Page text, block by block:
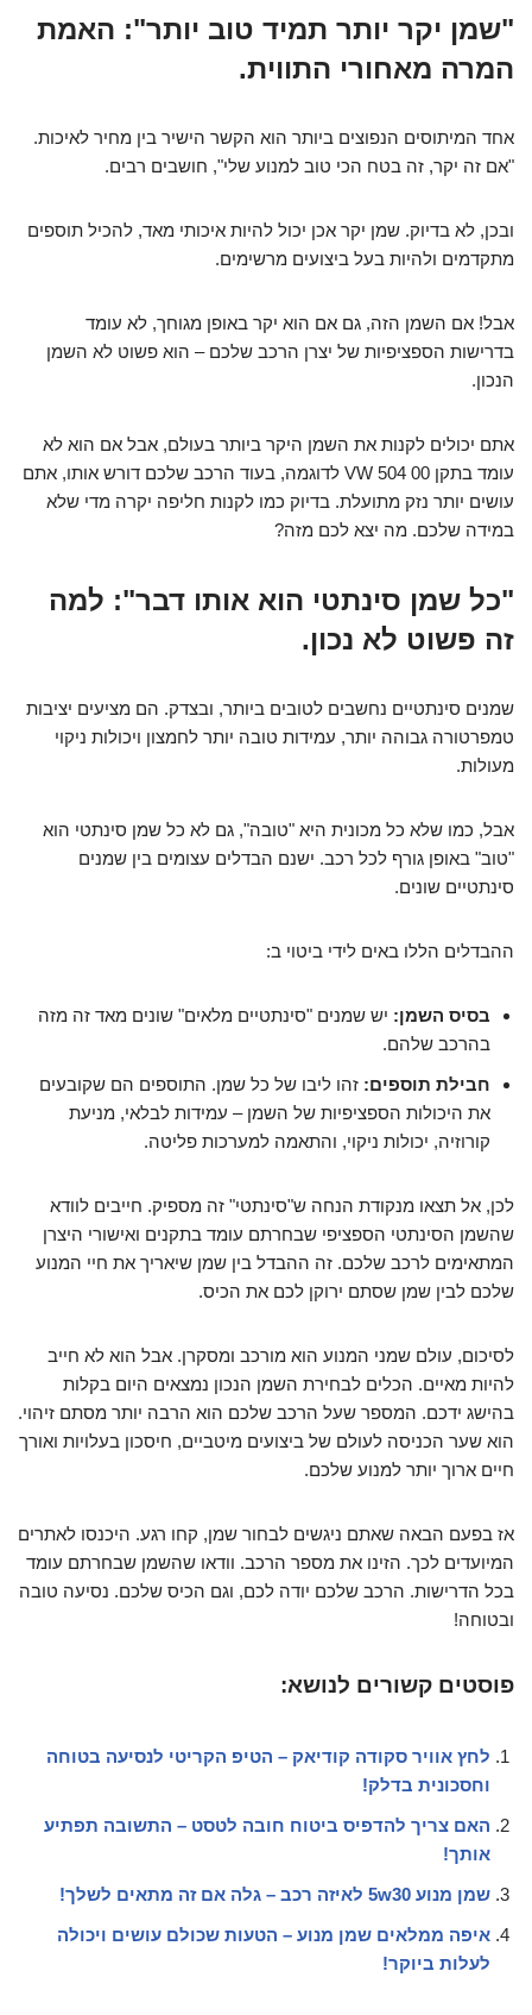
"שמן יקר יותר תמיד טוב יותר": האמת
המרה מאחורי התווית.
אחד המיתוסים הנפוצים ביותר הוא הקשר הישיר בין מחיר לאיכות.
"אם זה יקר, זה בטח הכי טוב למנוע שלי", חושבים רבים.
ובכן, לא בדיוק. שמן יקר אכן יכול להיות איכותי מאד, להכיל תוספים
מתקדמים ולהיות בעל ביצועים מרשימים.
אבל! אם השמן הזה, גם אם הוא יקר באופן מגוחך, לא עומד
בדרישות הספציפיות של יצרן הרכב שלכם – הוא פשוט לא השמן
הנכון.
אתם יכולים לקנות את השמן היקר ביותר בעולם, אבל אם הוא לא
עומד בתקן VW 504 00 לדוגמה, בעוד הרכב שלכם דורש אותו, אתם
עושים יותר נזק מתועלת. בדיוק כמו לקנות חליפה יקרה מדי שלא
במידה שלכם. מה יצא לכם מזה?
"כל שמן סינתטי הוא אותו דבר": למה
זה פשוט לא נכון.
שמנים סינתטיים נחשבים לטובים ביותר, ובצדק. הם מציעים יציבות
טמפרטורה גבוהה יותר, עמידות טובה יותר לחמצון ויכולות ניקוי
מעולות.
אבל, כמו שלא כל מכונית היא "טובה", גם לא כל שמן סינתטי הוא
"טוב" באופן גורף לכל רכב. ישנם הבדלים עצומים בין שמנים
סינתטיים שונים.
ההבדלים הללו באים לידי ביטוי ב:
בסיס השמן: יש שמנים "סינתטיים מלאים" שונים מאד זה מזה
בהרכב שלהם.
חבילת תוספים: זהו ליבו של כל שמן. התוספים הם שקובעים
את היכולות הספציפיות של השמן – עמידות לבלאי, מניעת
קורוזיה, יכולות ניקוי, והתאמה למערכות פליטה.
לכן, אל תצאו מנקודת הנחה ש"סינתטי" זה מספיק. חייבים לוודא
שהשמן הסינתטי הספציפי שבחרתם עומד בתקנים ואישורי היצרן
המתאימים לרכב שלכם. זה ההבדל בין שמן שיאריך את חיי המנוע
שלכם לבין שמן שסתם ירוקן לכם את הכיס.
לסיכום, עולם שמני המנוע הוא מורכב ומסקרן. אבל הוא לא חייב
להיות מאיים. הכלים לבחירת השמן הנכון נמצאים היום בקלות
בהישג ידכם. המספר שעל הרכב שלכם הוא הרבה יותר מסתם זיהוי.
הוא שער הכניסה לעולם של ביצועים מיטביים, חיסכון בעלויות ואורך
חיים ארוך יותר למנוע שלכם.
אז בפעם הבאה שאתם ניגשים לבחור שמן, קחו רגע. היכנסו לאתרים
המיועדים לכך. הזינו את מספר הרכב. וודאו שהשמן שבחרתם עומד
בכל הדרישות. הרכב שלכם יודה לכם, וגם הכיס שלכם. נסיעה טובה
ובטוחה!
פוסטים קשורים לנושא:
לחץ אוויר סקודה קודיאק – הטיפ הקריטי לנסיעה בטוחה
וחסכונית בדלק!
האם צריך להדפיס ביטוח חובה לטסט – התשובה תפתיע
אותך!
שמן מנוע 5w30 לאיזה רכב – גלה אם זה מתאים לשלך!
איפה ממלאים שמן מנוע – הטעות שכולם עושים ויכולה
לעלות ביוקר!